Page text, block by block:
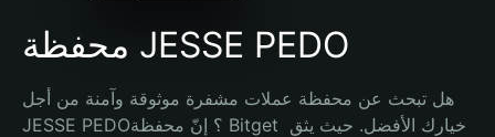
محفظة JESSE PEDO
هل تبحث عن محفظة عملات مشفرة موثوقة وآمنة من أجل
JESSE PEDO؟ إنّ محفظة Bitget خيارك الأفضل. حيث يثق